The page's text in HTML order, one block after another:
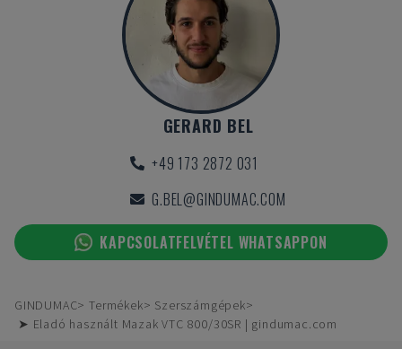
GERARD BEL
+49 173 2872 031
G.BEL@GINDUMAC.COM
KAPCSOLATFELVÉTEL WHATSAPPON
GINDUMAC Termékek
Szerszámgépek
➤ Eladó használt Mazak VTC 800/30SR | gindumac.com